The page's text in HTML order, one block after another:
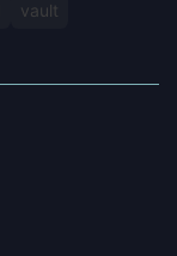
vault